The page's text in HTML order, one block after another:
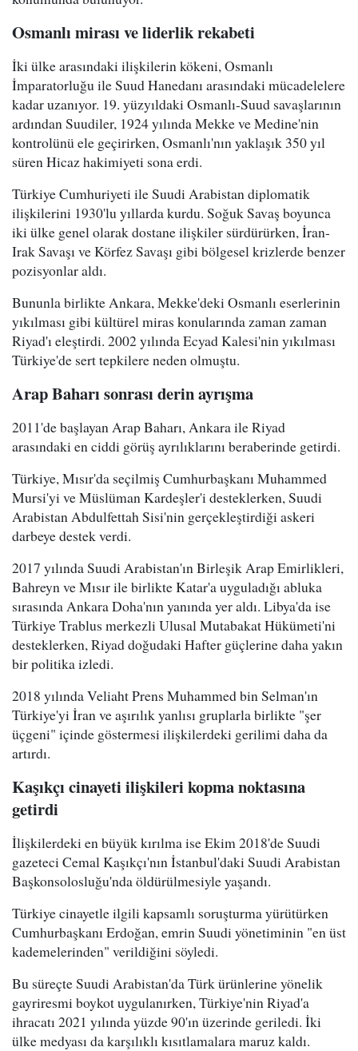
Osmanlı mirası ve liderlik rekabeti
İki ülke arasındaki ilişkilerin kökeni, Osmanlı
İmparatorluğu ile Suud Hanedanı arasındaki mücadelelere
kadar uzanıyor. 19. yüzyıldaki Osmanlı-Suud savaşlarının
ardından Suudiler, 1924 yılında Mekke ve Medine'nin
kontrolünü ele geçirirken, Osmanlı'nın yaklaşık 350 yıl
süren Hicaz hakimiyeti sona erdi.
Türkiye Cumhuriyeti ile Suudi Arabistan diplomatik
ilişkilerini 1930'lu yıllarda kurdu. Soğuk Savaş boyunca
iki ülke genel olarak dostane ilişkiler sürdürürken, İran-
Irak Savaşı ve Körfez Savaşı gibi bölgesel krizlerde benzer
pozisyonlar aldı.
Bununla birlikte Ankara, Mekke'deki Osmanlı eserlerinin
yıkılması gibi kültürel miras konularında zaman zaman
Riyad'ı eleştirdi. 2002 yılında Ecyad Kalesi'nin yıkılması
Türkiye'de sert tepkilere neden olmuştu.
Arap Baharı sonrası derin ayrışma
2011'de başlayan Arap Baharı, Ankara ile Riyad
arasındaki en ciddi görüş ayrılıklarını beraberinde getirdi.
Türkiye, Mısır'da seçilmiş Cumhurbaşkanı Muhammed
Mursi'yi ve Müslüman Kardeşler'i desteklerken, Suudi
Arabistan Abdulfettah Sisi'nin gerçekleştirdiği askeri
darbeye destek verdi.
2017 yılında Suudi Arabistan'ın Birleşik Arap Emirlikleri,
Bahreyn ve Mısır ile birlikte Katar'a uyguladığı abluka
sırasında Ankara Doha'nın yanında yer aldı. Libya'da ise
Türkiye Trablus merkezli Ulusal Mutabakat Hükümeti'ni
desteklerken, Riyad doğudaki Hafter güçlerine daha yakın
bir politika izledi.
2018 yılında Veliaht Prens Muhammed bin Selman'ın
Türkiye'yi İran ve aşırılık yanlısı gruplarla birlikte "şer
üçgeni" içinde göstermesi ilişkilerdeki gerilimi daha da
artırdı.
Kaşıkçı cinayeti ilişkileri kopma noktasına
getirdi
İlişkilerdeki en büyük kırılma ise Ekim 2018'de Suudi
gazeteci Cemal Kaşıkçı'nın İstanbul'daki Suudi Arabistan
Başkonsolosluğu'nda öldürülmesiyle yaşandı.
Türkiye cinayetle ilgili kapsamlı soruşturma yürütürken
Cumhurbaşkanı Erdoğan, emrin Suudi yönetiminin "en üst
kademelerinden" verildiğini söyledi.
Bu süreçte Suudi Arabistan'da Türk ürünlerine yönelik
gayriresmi boykot uygulanırken, Türkiye'nin Riyad'a
ihracatı 2021 yılında yüzde 90'ın üzerinde geriledi. İki
ülke medyası da karşılıklı kısıtlamalara maruz kaldı.